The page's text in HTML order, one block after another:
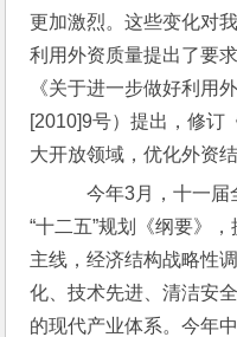
更加激烈。这些变化对
利用外资质量提出了要
《关于进一步做好利用
[2010]9号）提出，修订
大开放领域，优化外资结
今年3月，十一届
“十二五”规划《纲要》
主线，经济结构战略性
化、技术先进、清洁安
的现代产业体系。今年